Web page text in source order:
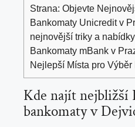
Strana: Objevte
Bankomaty Unicredit v
nejnovější triky a
Bankomaty mBank v
Nejlepší Místa pro Výběr
Kde najít nejbližší
bankomaty v